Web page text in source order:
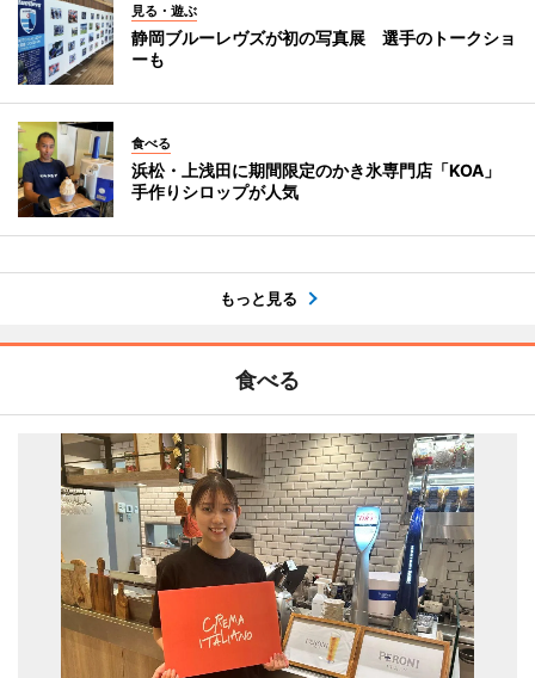
見る・遊ぶ
静岡ブルーレヴズが初の写真展 選手のトークショ
ーも
食べる
浜松・上浅田に期間限定のかき氷専門店「KOA」
手作りシロップが人気
もっと見る
食べる